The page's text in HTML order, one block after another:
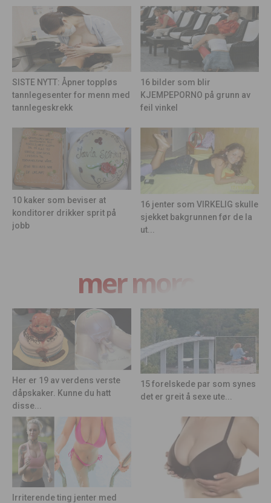
SISTE NYTT: Åpner toppløs
tannlegesenter for menn med
tannlegeskrekk
16 bilder som blir
KJEMPEPORNO på grunn av
feil vinkel
10 kaker som beviser at
konditorer drikker sprit på
jobb
16 jenter som VIRKELIG skulle
sjekket bakgrunnen før de la
ut...
mer moro
Her er 19 av verdens verste
dåpskaker. Kunne du hatt
disse...
15 forelskede par som synes
det er greit å sexe ute...
Irriterende ting jenter med